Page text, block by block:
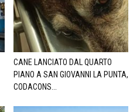
CANE LANCIATO DAL QUARTO
PIANO A SAN GIOVANNI LA PUNTA,
CODACONS...